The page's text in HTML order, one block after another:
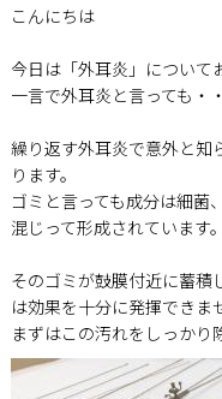
こんにちは
今日は「外耳炎」について
一言で外耳炎と言っても・
繰り返す外耳炎で意外と知
ります。
ゴミと言っても成分は細菌
混じって形成されています。
そのゴミが鼓膜付近に蓄積
は効果を十分に発揮できま
まずはこの汚れをしっかり